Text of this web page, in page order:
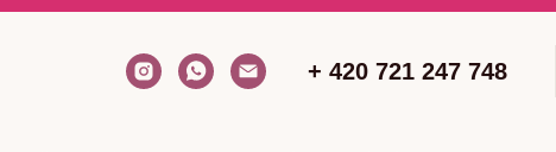
+ 420 721 247 748